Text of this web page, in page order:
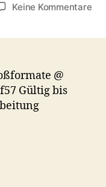
Keine Kommentarezu
@
Gültig bis